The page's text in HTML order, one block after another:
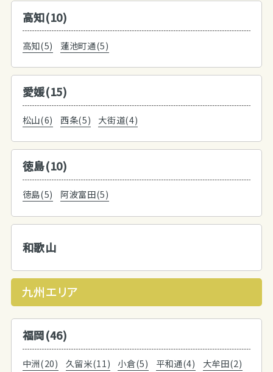
高知(10)
高知(5) 蓮池町通(5)
愛媛(15)
松山(6) 西条(5) 大街道(4)
徳島(10)
徳島(5) 阿波富田(5)
和歌山
九州エリア
福岡(46)
中洲(20) 久留米(11) 小倉(5) 平和通(4)
大牟田(2)